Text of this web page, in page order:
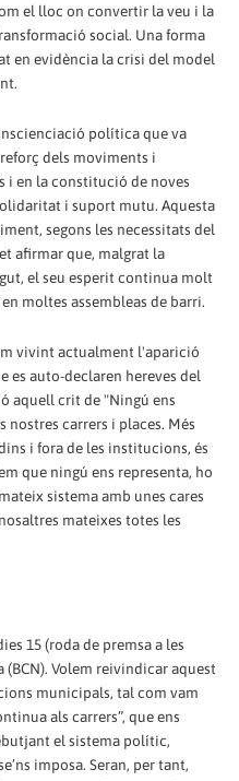
el lloc on convertir la veu i la
social. Una forma
en evidència la crisi del model
política que va
dels moviments i
en la constitució de noves
i suport mutu. Aquesta
segons les necessitats del
afirmar que, malgrat la
el seu esperit continua molt
moltes assembleas de barri.
vivint actualment l'aparició
es auto-declaren hereves del
aquell crit de "Ningú ens
nostres carrers i places. Més
i fora de les institucions, és
que ningú ens representa, ho
sistema amb unes cares
mateixes totes les
15 (roda de premsa a les
(BCN). Volem reivindicar aquest
municipals, tal com vam
als carrers”, que ens
el sistema polític,
imposa. Seran, per tant,